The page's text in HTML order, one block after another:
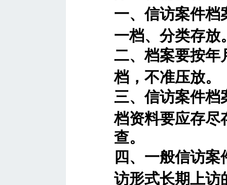
一、信访案件档
一档、分类存放
二、档案要按年
档，不准压放。
三、信访案件档
档资料要应存尽
查。
四、一般信访
访形式长期上访